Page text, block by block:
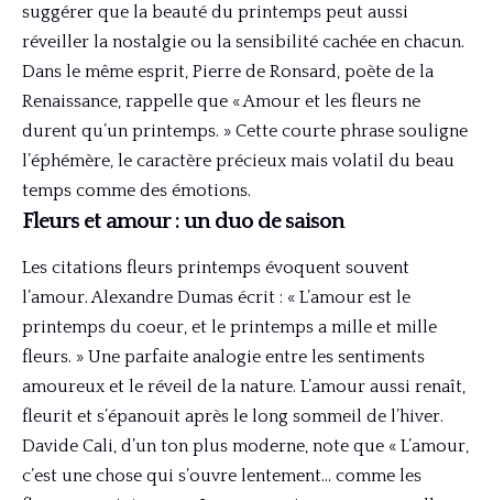
suggérer que la beauté du printemps peut aussi
réveiller la nostalgie ou la sensibilité cachée en chacun.
Dans le même esprit, Pierre de Ronsard, poète de la
Renaissance, rappelle que « Amour et les fleurs ne
durent qu’un printemps. » Cette courte phrase souligne
l’éphémère, le caractère précieux mais volatil du beau
temps comme des émotions.
Fleurs et amour : un duo de saison
Les citations fleurs printemps évoquent souvent
l’amour. Alexandre Dumas écrit : « L’amour est le
printemps du coeur, et le printemps a mille et mille
fleurs. » Une parfaite analogie entre les sentiments
amoureux et le réveil de la nature. L’amour aussi renaît,
fleurit et s’épanouit après le long sommeil de l’hiver.
Davide Cali, d’un ton plus moderne, note que « L’amour,
c’est une chose qui s’ouvre lentement… comme les